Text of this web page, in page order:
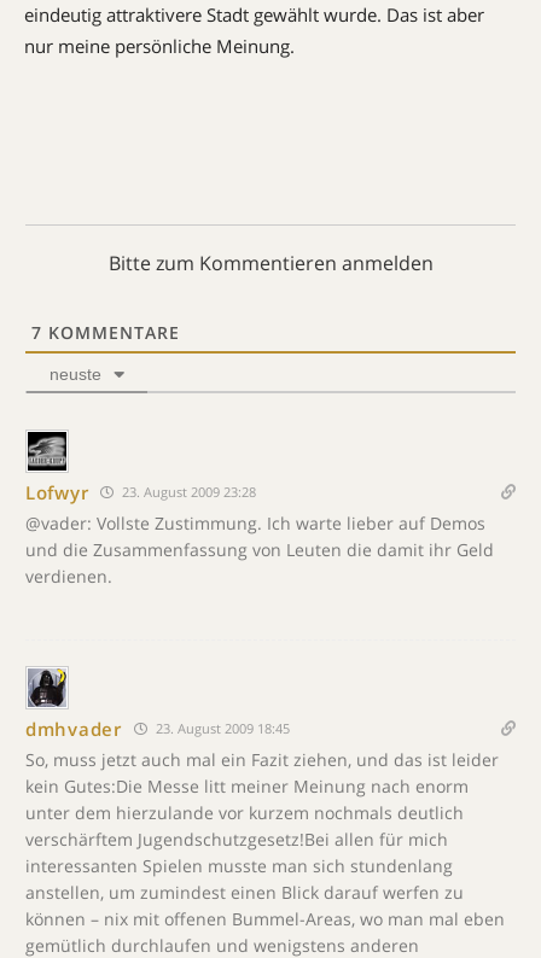
eindeutig attraktivere Stadt gewählt wurde. Das ist aber
nur meine persönliche Meinung.
Bitte zum Kommentieren anmelden
7 KOMMENTARE
neuste
Lofwyr 23. August 2009 23:28
@vader: Vollste Zustimmung. Ich warte lieber auf Demos
und die Zusammenfassung von Leuten die damit ihr Geld
verdienen.
dmhvader 23. August 2009 18:45
So, muss jetzt auch mal ein Fazit ziehen, und das ist leider
kein Gutes:Die Messe litt meiner Meinung nach enorm
unter dem hierzulande vor kurzem nochmals deutlich
verschärftem Jugendschutzgesetz!Bei allen für mich
interessanten Spielen musste man sich stundenlang
anstellen, um zumindest einen Blick darauf werfen zu
können – nix mit offenen Bummel-Areas, wo man mal eben
gemütlich durchlaufen und wenigstens anderen